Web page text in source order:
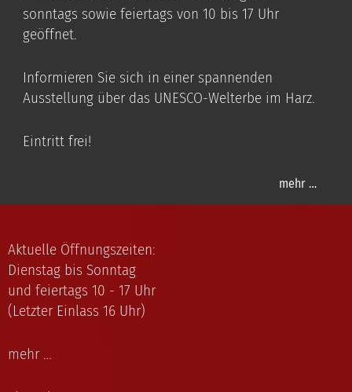
sonntags sowie feiertags von 10 bis 17 Uhr
geöffnet.
Informieren Sie sich in einer spannenden
Ausstellung über das UNESCO-Welterbe im Harz.
Eintritt frei!
mehr …
Aktuelle Öffnungszeiten:
Dienstag bis Sonntag
und feiertags 10 - 17 Uhr
(Letzter Einlass 16 Uhr)
mehr …